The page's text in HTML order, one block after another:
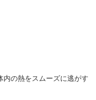
の熱をスムーズに逃がす